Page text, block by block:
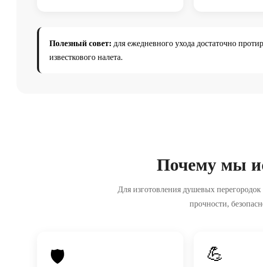
Полезный совет: для ежедневного ухода достаточно
известкового налета.
Почему мы
Для изготовления душевых
прочности,
🛡️ 💪